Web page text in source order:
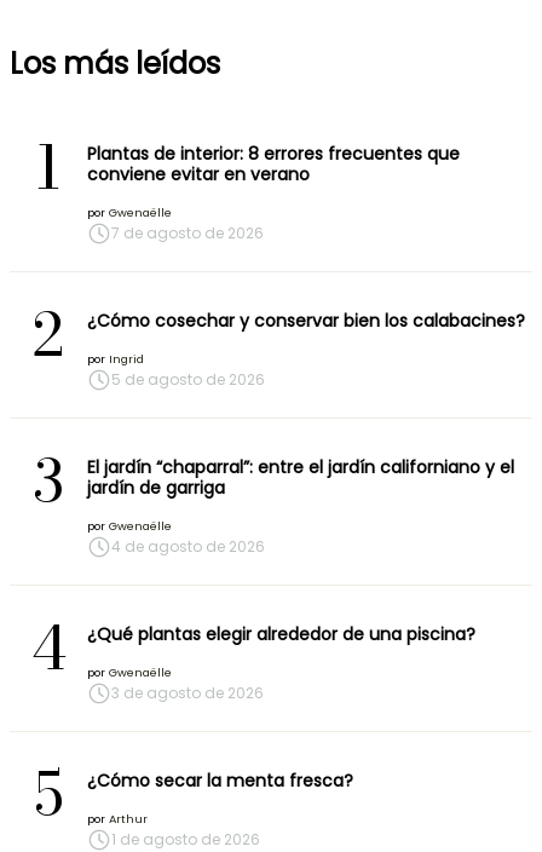
Los más leídos
1
Plantas de interior: 8 errores frecuentes que
conviene evitar en verano
por Gwenaëlle
7 de agosto de 2026
2 ¿Cómo cosechar y conservar bien los calabacines?
por Ingrid
5 de agosto de 2026
3
El jardín “chaparral”: entre el jardín californiano y el
jardín de garriga
por Gwenaëlle
4 de agosto de 2026
4 ¿Qué plantas elegir alrededor de una piscina?
por Gwenaëlle
3 de agosto de 2026
5 ¿Cómo secar la menta fresca?
por Arthur
1 de agosto de 2026